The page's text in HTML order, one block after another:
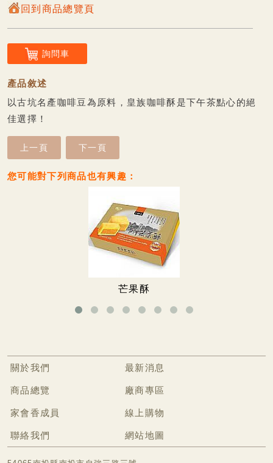
鮮果凍系列
香脆蛋捲系列
Q軟麻糬系列
風味麻糬(派)餅系列
甜蜜牛軋糖系列
傳統糕餅系列
冷凍食品專區
回到商品總覽頁
詢問車
產品敘述
以古坑名產咖啡豆為原料，皇族咖啡酥是下午茶點心的絕
佳選擇！
上一頁 下一頁
您可能對下列商品也有興趣：
芒果酥
關於我們 最新消息
商品總覽 廠商專區
家會香成員 線上購物
聯絡我們 網站地圖